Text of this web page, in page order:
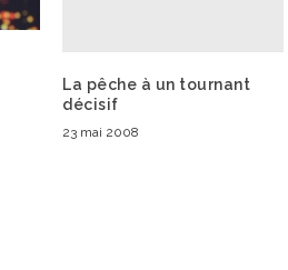
La pêche à un tournant
décisif
23 mai 2008